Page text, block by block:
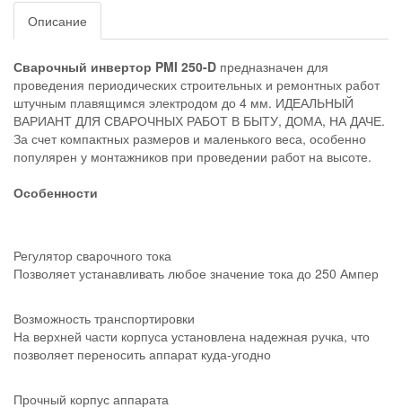
Описание
Сварочный инвертор PMI 250-D предназначен для
проведения периодических строительных и ремонтных работ
штучным плавящимся электродом до 4 мм. ИДЕАЛЬНЫЙ
ВАРИАНТ ДЛЯ СВАРОЧНЫХ РАБОТ В БЫТУ, ДОМА, НА ДАЧЕ.
За счет компактных размеров и маленького веса, особенно
популярен у монтажников при проведении работ на высоте.
Особенности
Регулятор сварочного тока
Позволяет устанавливать любое значение тока до 250 Ампер
Возможность транспортировки
На верхней части корпуса установлена надежная ручка, что
позволяет переносить аппарат куда-угодно
Прочный корпус аппарата